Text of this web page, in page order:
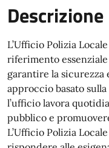
Descrizione
L’Ufficio Polizia Locale
riferimento
garantire la
approccio basato
l’ufficio lavora
pubblico e
L’Ufficio Polizia